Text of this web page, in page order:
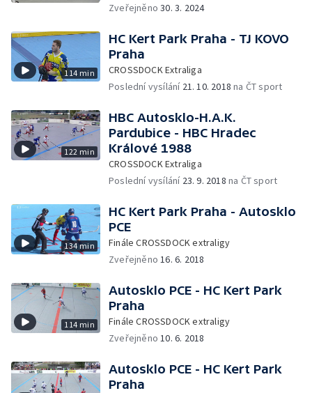
Zveřejněno30. 3. 2024
114 min
HC Kert Park Praha - TJ KOVO
Praha
CROSSDOCK Extraliga
Poslední vysílání 21. 10. 2018 na ČT sport
122 min
HBC Autosklo-H.A.K.
Pardubice - HBC Hradec
Králové 1988
CROSSDOCK Extraliga
Poslední vysílání 23. 9. 2018 na ČT sport
134 min
HC Kert Park Praha - Autosklo
PCE
Finále CROSSDOCK extraligy
Zveřejněno16. 6. 2018
114 min
Autosklo PCE - HC Kert Park
Praha
Finále CROSSDOCK extraligy
Zveřejněno10. 6. 2018
Autosklo PCE - HC Kert Park
Praha